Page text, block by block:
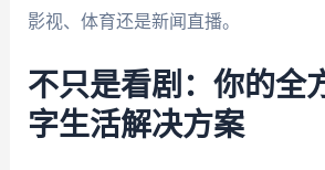
影视、体育还是新闻直播。
不只是看剧：你的全
字生活解决方案